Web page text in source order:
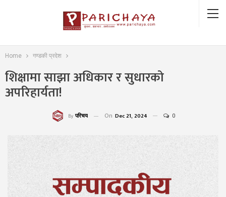
Home गण्डकी प्रदेश
शिक्षामा साझा अधिकार र सुधारको
अपरिहार्यता!
By परिचय On Dec 21, 2024 0